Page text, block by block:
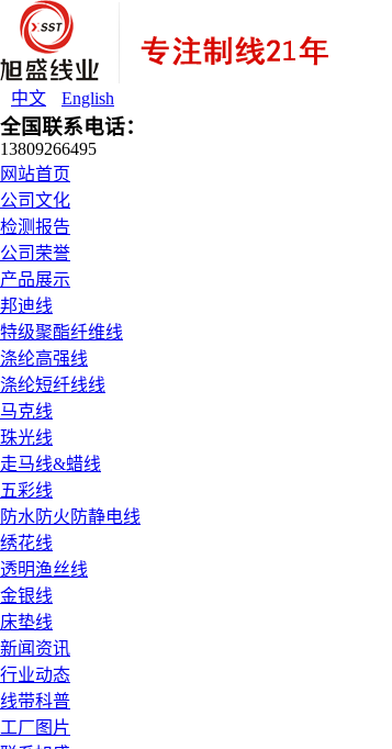
中文 English
全国联系电话：
13809266495
网站首页
公司文化
检测报告
公司荣誉
产品展示
邦迪线
特级聚酯纤维线
涤纶高强线
涤纶短纤线线
马克线
珠光线
走马线&蜡线
五彩线
防水防火防静电线
绣花线
透明渔丝线
金银线
床垫线
新闻资讯
行业动态
线带科普
工厂图片